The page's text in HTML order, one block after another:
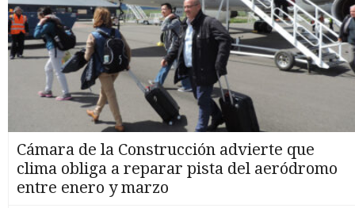
Cámara de la Construcción advierte que
clima obliga a reparar pista del aeródromo
entre enero y marzo